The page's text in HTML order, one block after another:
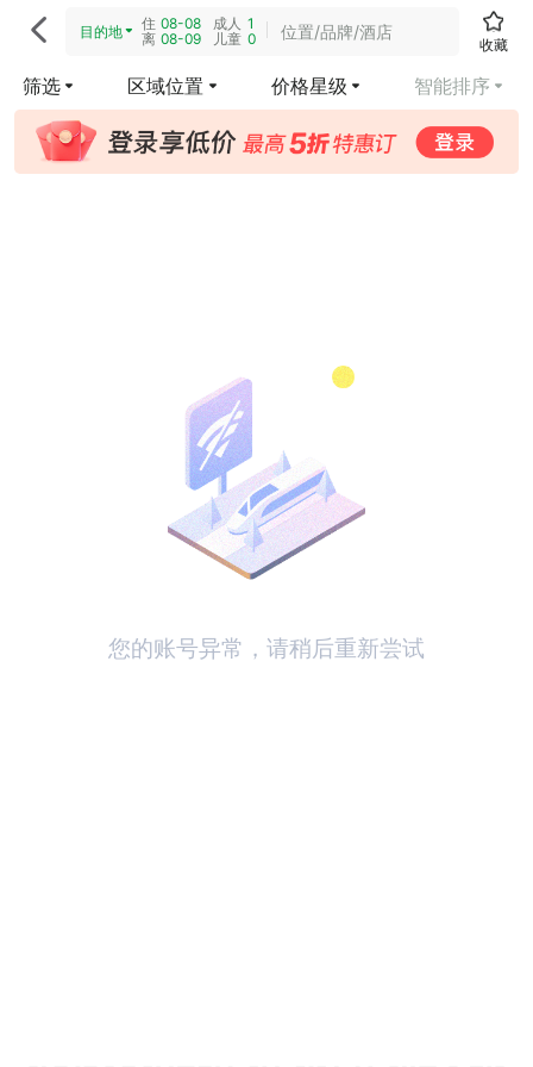
 目的地 住 08-08
离 08-09
成人 1
儿童 0 位置/品牌/酒店
收藏
筛选 区域位置 价格星级 智能排序
您的账号异常，请稍后重新尝试